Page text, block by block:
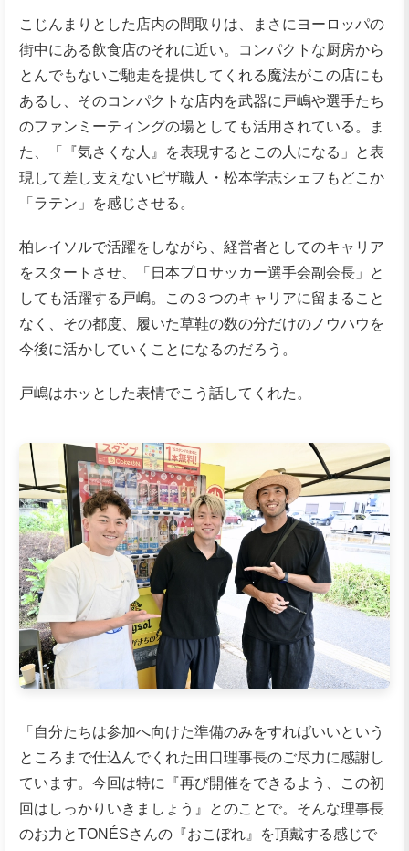
こじんまりとした店内の間取りは、まさにヨーロッパの
街中にある飲食店のそれに近い。コンパクトな厨房から
とんでもないご馳走を提供してくれる魔法がこの店にも
あるし、そのコンパクトな店内を武器に戸嶋や選手たち
のファンミーティングの場としても活用されている。ま
た、「『気さくな人』を表現するとこの人になる」と表
現して差し支えないピザ職人・松本学志シェフもどこか
「ラテン」を感じさせる。
柏レイソルで活躍をしながら、経営者としてのキャリア
をスタートさせ、「日本プロサッカー選手会副会長」と
しても活躍する戸嶋。この３つのキャリアに留まること
なく、その都度、履いた草鞋の数の分だけのノウハウを
今後に活かしていくことになるのだろう。
戸嶋はホッとした表情でこう話してくれた。
「自分たちは参加へ向けた準備のみをすればいいという
ところまで仕込んでくれた田口理事長のご尽力に感謝し
ています。今回は特に『再び開催をできるよう、この初
回はしっかりいきましょう』とのことで。そんな理事長
のお力とTONÉSさんの『おこぼれ』を頂戴する感じで